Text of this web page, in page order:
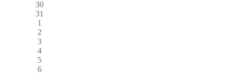
30
31
1
2
3
4
5
6